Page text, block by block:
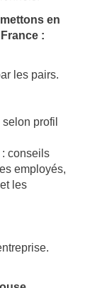
en
:
les pairs.
profil
conseils
employés,
les